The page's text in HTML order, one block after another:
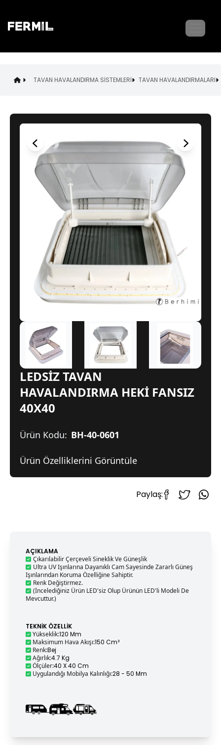
TAVAN HAVALANDIRMA SİSTEMLERİ TAVAN HAVALANDIRMALARI
LEDSİZ TAVAN
HAVALANDIRMA HEKİ FANSIZ
40X40
Ürün Kodu: BH-40-0601
Ürün Özelliklerini Görüntüle
Paylaş:
AÇIKLAMA
Çıkarılabilir Çerçeveli Sineklik Ve Güneşlik
Ultra UV Işınlarına Dayanıklı Cam Sayesinde Zararlı Güneş
Işınlarından Koruma Özelliğine Sahiptir.
Renk Değiştirmez.
(İncelediğiniz Ürün LED'siz Olup Ürünün LED'li Modeli De
Mevcuttur.)
TEKNIK ÖZELLIK
Yükseklik:120 Mm
Maksimum Hava Akışı:150 Cm³
Renk:Bej
Ağırlık:4.7 Kg
Ölçüler:40 X 40 Cm
Uygulandığı Mobilya Kalınlığı:28 - 50 Mm